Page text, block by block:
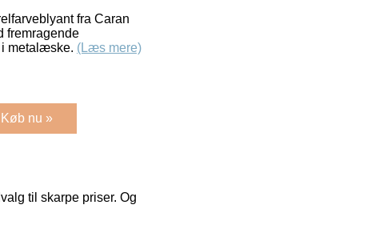
fra Caran
fremragende
i metalæske. (Læs mere)
Køb nu »
til skarpe priser. Og